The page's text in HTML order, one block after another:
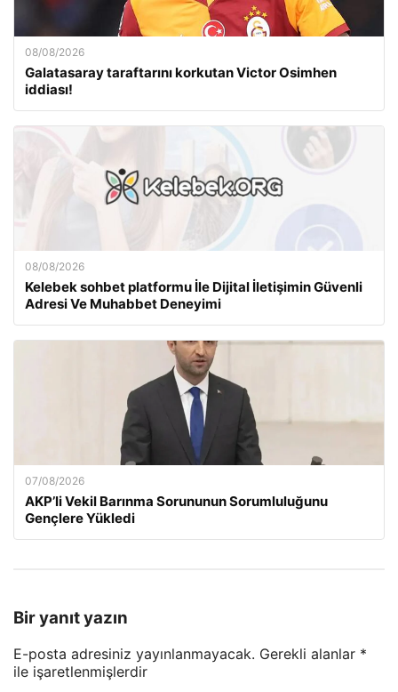
08/08/2026
Galatasaray taraftarını korkutan Victor Osimhen
iddiası!
08/08/2026
Kelebek sohbet platformu İle Dijital İletişimin Güvenli
Adresi Ve Muhabbet Deneyimi
07/08/2026
AKP’li Vekil Barınma Sorununun Sorumluluğunu
Gençlere Yükledi
Bir yanıt yazın
E-posta adresiniz yayınlanmayacak. Gerekli alanlar *
ile işaretlenmişlerdir